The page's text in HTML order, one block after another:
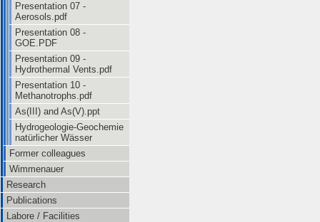
Presentation 07 -
Aerosols.pdf
Presentation 08 -
GOE.PDF
Presentation 09 -
Hydrothermal Vents.pdf
Presentation 10 -
Methanotrophs.pdf
As(III) and As(V).ppt
Hydrogeologie-Geochemie
natürlicher Wässer
Former colleagues
Wimmenauer
Research
Publications
Labore / Facilities